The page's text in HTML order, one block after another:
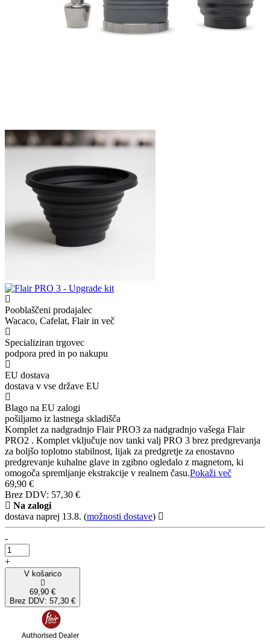
Pooblaščeni prodajalec
Wacaco, Cafelat, Flair in več
Specializiran trgovec
podpora pred in po nakupu
EU dostava
dostava v vse države EU
Blago na EU zalogi
pošiljamo iz lastnega skladišča
Komplet za nadgradnjo Flair PRO3 za nadgradnjo vašega Flair
PRO2 . Komplet vključuje nov tanki valj PRO 3 brez predgrevanja
za boljšo toplotno stabilnost, lijak za predgretje za enostavno
predgrevanje kuhalne glave in zgibno ogledalo z magnetom, ki
omogoča spremljanje ekstrakcije v realnem času.Pokaži več
69,90 €
Brez DDV: 57,30 €
Na zalogi
dostava naprej 13.8. (možnosti dostave)
-
+
V košarico
69,90 €
Brez DDV: 57,30 €